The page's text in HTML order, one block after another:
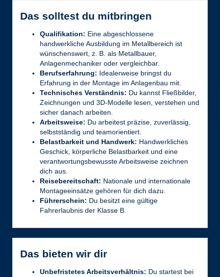
Das solltest du mitbringen
Qualifikation: Eine abgeschlossene
handwerkliche Ausbildung im Metallbereich ist
wünschenswert, z. B. als Metallbauer,
Anlagenmechaniker oder vergleichbar.
Berufserfahrung: Idealerweise bringst du
Erfahrung in der Montage im Anlagenbau mit.
Technisches Verständnis: Du kannst Fließbilder,
Zeichnungen und 3D-Modelle lesen, verstehen und
sicher danach arbeiten.
Arbeitsweise: Du arbeitest präzise, zuverlässig,
selbstständig und teamorientiert.
Belastbarkeit und Handwerk: Handwerkliches
Geschick, körperliche Belastbarkeit und eine
verantwortungsbewusste Arbeitsweise zeichnen
dich aus.
Reisebereitschaft: Nationale und internationale
Montageeinsätze gehören für dich dazu.
Führerschein: Du besitzt eine gültige
Fahrerlaubnis der Klasse B.
Das bieten wir dir
Unbefristetes Arbeitsverhältnis: Du startest bei